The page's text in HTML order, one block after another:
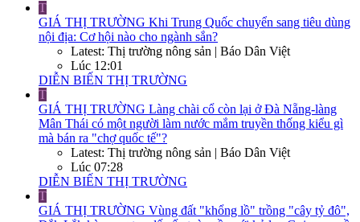
T
GIÁ THỊ TRƯỜNG Khi Trung Quốc chuyển sang tiêu dùng
nội địa: Cơ hội nào cho ngành sắn?
Latest: Thị trường nông sản | Báo Dân Việt
Lúc 12:01
DIỄN BIẾN THỊ TRƯỜNG
T
GIÁ THỊ TRƯỜNG Làng chài cổ còn lại ở Đà Nẵng-làng
Mân Thái có một người làm nước mắm truyền thống kiểu gì
mà bán ra "chợ quốc tế"?
Latest: Thị trường nông sản | Báo Dân Việt
Lúc 07:28
DIỄN BIẾN THỊ TRƯỜNG
T
GIÁ THỊ TRƯỜNG Vùng đất "khổng lồ" trồng "cây tỷ đô",